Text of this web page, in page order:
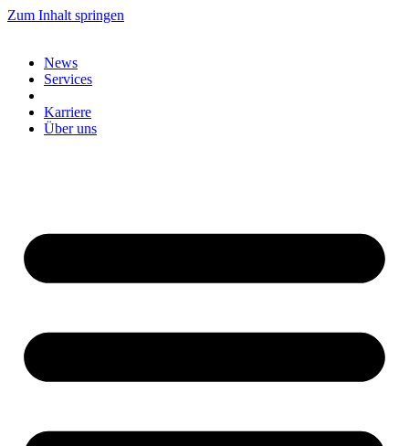
Zum Inhalt springen
News
Services
Karriere
Über uns